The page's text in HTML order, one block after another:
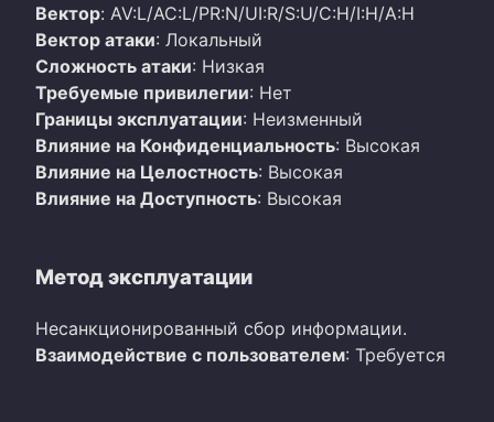
Вектор: AV:L/AC:L/PR:N/UI:R/S:U/C:H/I:H/A:H
Вектор атаки: Локальный
Сложность атаки: Низкая
Требуемые привилегии: Нет
Границы эксплуатации: Неизменный
Влияние на Конфиденциальность: Высокая
Влияние на Целостность: Высокая
Влияние на Доступность: Высокая
Метод эксплуатации
Несанкционированный сбор информации.
Взаимодействие с пользователем: Требуется